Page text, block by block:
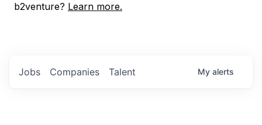
b2venture? Learn more.
Jobs Companies Talent My alerts